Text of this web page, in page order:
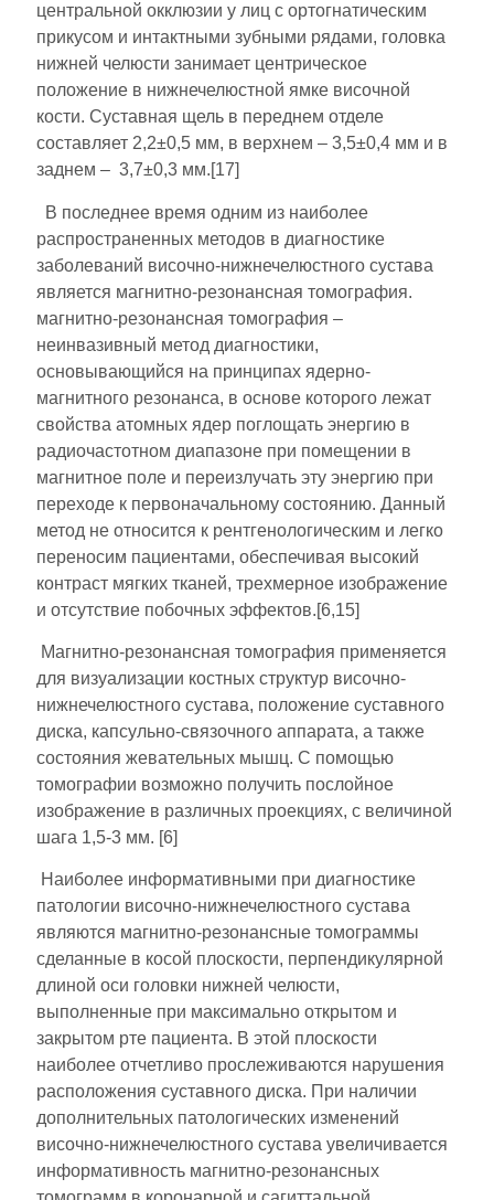
центральной окклюзии у лиц с ортогнатическим
прикусом и интактными зубными рядами, головка
нижней челюсти занимает центрическое
положение в нижнечелюстной ямке височной
кости. Суставная щель в переднем отделе
составляет 2,2±0,5 мм, в верхнем – 3,5±0,4 мм и в
заднем – 3,7±0,3 мм.[17]
В последнее время одним из наиболее
распространенных методов в диагностике
заболеваний височно-нижнечелюстного сустава
является магнитно-резонансная томография.
магнитно-резонансная томография –
неинвазивный метод диагностики,
основывающийся на принципах ядерно-
магнитного резонанса, в основе которого лежат
свойства атомных ядер поглощать энергию в
радиочастотном диапазоне при помещении в
магнитное поле и переизлучать эту энергию при
переходе к первоначальному состоянию. Данный
метод не относится к рентгенологическим и легко
переносим пациентами, обеспечивая высокий
контраст мягких тканей, трехмерное изображение
и отсутствие побочных эффектов.[6,15]
Магнитно-резонансная томография применяется
для визуализации костных структур височно-
нижнечелюстного сустава, положение суставного
диска, капсульно-связочного аппарата, а также
состояния жевательных мышц. С помощью
томографии возможно получить послойное
изображение в различных проекциях, с величиной
шага 1,5-3 мм. [6]
Наиболее информативными при диагностике
патологии височно-нижнечелюстного сустава
являются магнитно-резонансные томограммы
сделанные в косой плоскости, перпендикулярной
длиной оси головки нижней челюсти,
выполненные при максимально открытом и
закрытом рте пациента. В этой плоскости
наиболее отчетливо прослеживаются нарушения
расположения суставного диска. При наличии
дополнительных патологических изменений
височно-нижнечелюстного сустава увеличивается
информативность магнитно-резонансных